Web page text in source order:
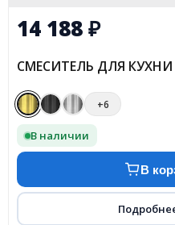
14 188₽
СМЕСИТЕЛЬ ДЛЯ КУХНИ
+6
В наличии
В